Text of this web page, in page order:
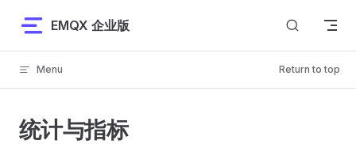
Skip to content
EMQX 企业版
Menu Return to top
统计与指标